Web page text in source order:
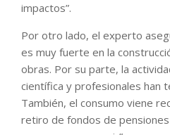
impactos”.
Por otro lado, el experto
es muy fuerte en la
obras. Por su parte, la
científica y profesionales han
También, el consumo viene
retiro de fondos de